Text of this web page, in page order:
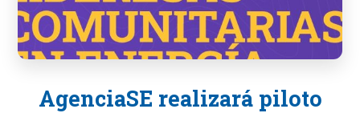
AgenciaSE realizará piloto